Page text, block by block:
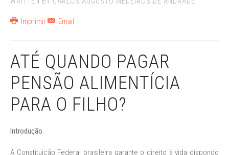
Imprimir Email
ATÉ QUANDO PAGAR
PENSÃO ALIMENTÍCIA
PARA O FILHO?
Introdução
A Constituição Federal brasileira garante o direito à vida dispondo